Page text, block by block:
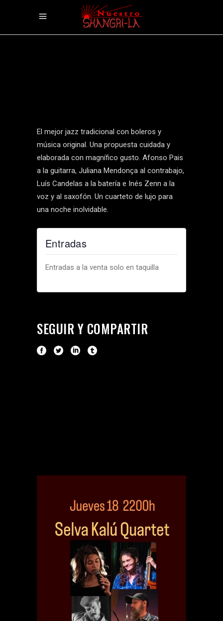
El mejor jazz tradicional con boleros y
música original. Una propuesta cuidada y
elaborada con magnífico gusto. Afonso Pais
a la guitarra, Juliana Mendonça al contrabajo,
Luís Candelas a la batería e Inés Zenn a la
voz y al saxofón. Un cuarteto de lujo para
una noche inolvidable.
Entradas
Entradas a la venta solo en taquilla
SEGUIR Y COMPARTIR